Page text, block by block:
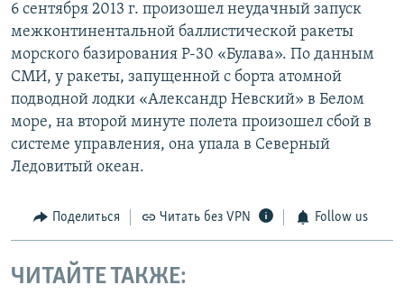
6 сентября 2013 г. произошел неудачный запуск
межконтинентальной баллистической ракеты
морского базирования Р-30 «Булава». По данным
СМИ, у ракеты, запущенной с борта атомной
подводной лодки «Александр Невский» в Белом
море, на второй минуте полета произошел сбой в
системе управления, она упала в Северный
Ледовитый океан.
Поделиться Читать без VPN Follow us
ЧИТАЙТЕ ТАКЖЕ: